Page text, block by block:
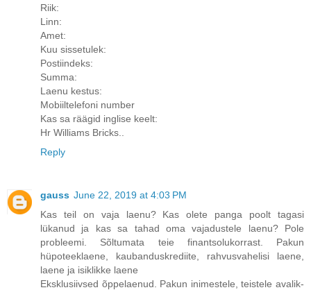
Riik:
Linn:
Amet:
Kuu sissetulek:
Postiindeks:
Summa:
Laenu kestus:
Mobiiltelefoni number
Kas sa räägid inglise keelt:
Hr Williams Bricks..
Reply
gauss June 22, 2019 at 4:03 PM
Kas teil on vaja laenu? Kas olete panga poolt tagasi
lükanud ja kas sa tahad oma vajadustele laenu? Pole
probleemi. Sõltumata teie finantsolukorrast. Pakun
hüpoteeklaene, kaubanduskrediite, rahvusvahelisi laene,
laene ja isiklikke laene
Eksklusiivsed õppelaenud. Pakun inimestele, teistele avalik-